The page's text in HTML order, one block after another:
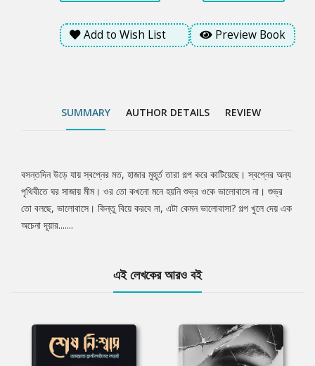
Add to Wish List Preview Book
SUMMARY AUTHOR DETAILS REVIEW
Tab
Article
বসন্তদিন উড়ে যায় স্বপ্নের মত, হাজার মুহূর্ত তারা গল্প করে কাটিয়েছে। স্বপ্নের অন্য
পৃথিবীতে ঘর সাজায় মীম। ওর তো কখনো মনে হয়নি শুভ্র ওকে ভালোবাসে না। শুভ্র
তো বলছে, ভালোবাসে। কিন্তু বিয়ে করবে না, এটা কেমন ভালোবাসা? গল্প খুলে দেয় এক
অচেনা দূয়ার.......
এই লেখকের আরও বই